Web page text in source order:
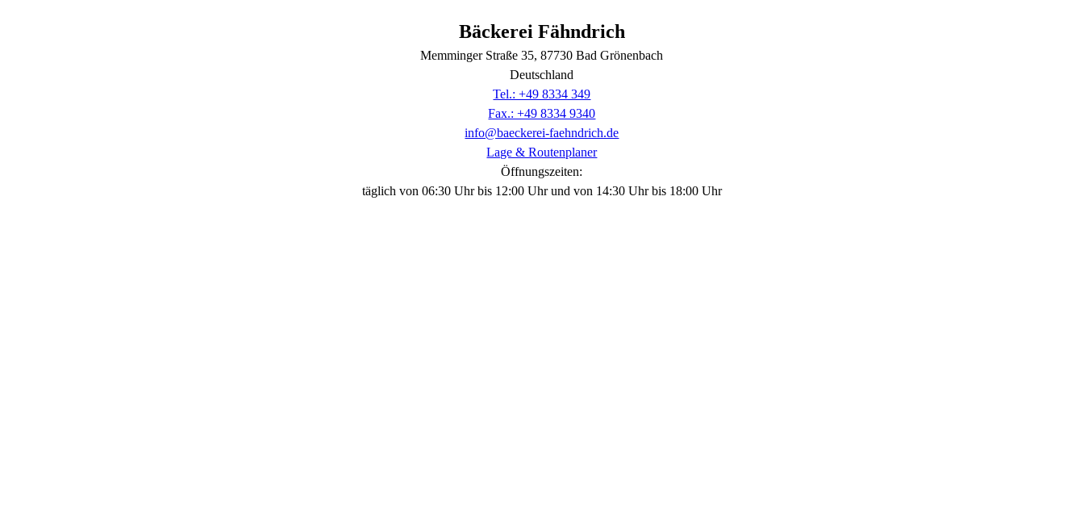
Bäckerei Fähndrich
Memminger Straße 35, 87730Bad Grönenbach
Deutschland
Tel.: +49 8334 349
Fax.: +49 8334 9340
info@baeckerei-faehndrich.de
Lage & Routenplaner
Öffnungszeiten:
täglich von 06:30 Uhr bis 12:00 Uhr und von 14:30 Uhr bis 18:00 Uhr